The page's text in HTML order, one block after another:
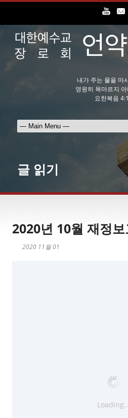
내가 주는 물을 마
영원히 목마르지
요한복음
글 읽기
2020년 10월 재정
2020 11월 01